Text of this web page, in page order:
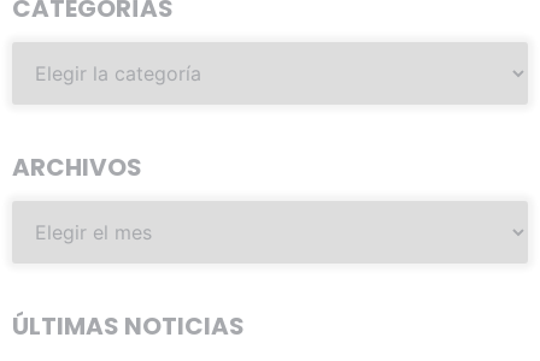
CATEGORÍAS
ARCHIVOS
ÚLTIMAS NOTICIAS